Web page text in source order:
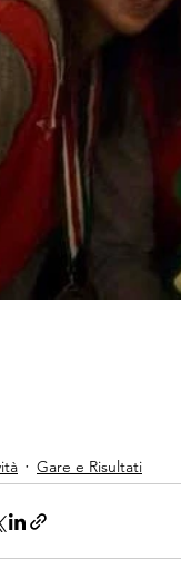
Gare e Risultati